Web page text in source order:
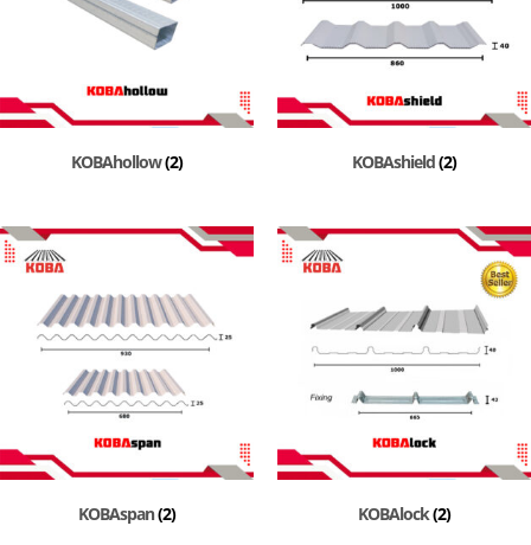
KOBAhollow(2) KOBAshield(2)
KOBAspan(2) KOBAlock(2)